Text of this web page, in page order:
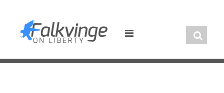
content